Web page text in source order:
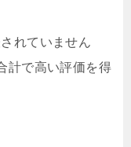
れていません
計で高い評価を得